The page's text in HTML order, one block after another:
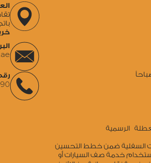
الرسمية
السفلية ضمن خطط التحسين
خدمة صف السيارات أو